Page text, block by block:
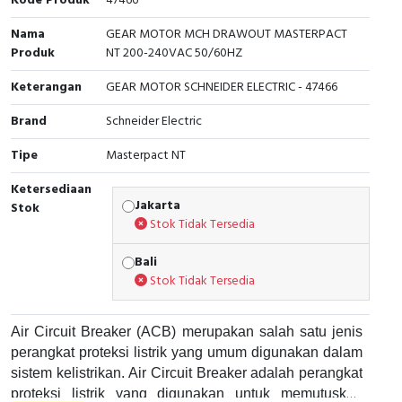
Interactive Flat Panel (IFP)
Extension Power Socket
Vacuum
EcoStruxure Terminal Expert
Pendant / Crane Controller
Panel Kendali
Selector Iluminasi
Flash Buzzers
Potensiometer
Joystick Controller
Tower Light
Accessories
Exlhoist / Wireless Crane Controller
Terminal Block
Engsel / Hinge
Industrial Plug & Socket
Busbar
Junction Box
Motion Sensors
Accessories
Accessories Elektrikal
Empty Box
Inverter
FRENIC
Electric Motor
Accessories
Digistart
Testers
Compact Data Loggers
Field Measuring
Nama
Produk
GEAR MOTOR MCH DRAWOUT MASTERPACT
NT 200-240VAC 50/60HZ
Keterangan
GEAR MOTOR SCHNEIDER ELECTRIC - 47466
Brand
Schneider Electric
Tipe
Masterpact NT
Ketersediaan
Stok
Jakarta
Stok Tidak Tersedia
Bali
Stok Tidak Tersedia
Air Circuit Breaker (ACB) merupakan salah satu jenis
perangkat proteksi listrik yang umum digunakan dalam
sistem kelistrikan. Air Circuit Breaker adalah perangkat
proteksi listrik yang digunakan untuk memutuskan